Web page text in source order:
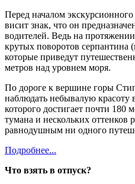
Перед началом
висит знак, что он
водителей. Ведь на
крутых поворотов серпантина
которые приведут
метров над уровнем моря.
По дороге к вершине горы
наблюдать небывалую красоту
которого достигает почти 180
тумана и нескольких оттенков
равнодушным ни одного
Подробнее...
Что взять в отпуск?